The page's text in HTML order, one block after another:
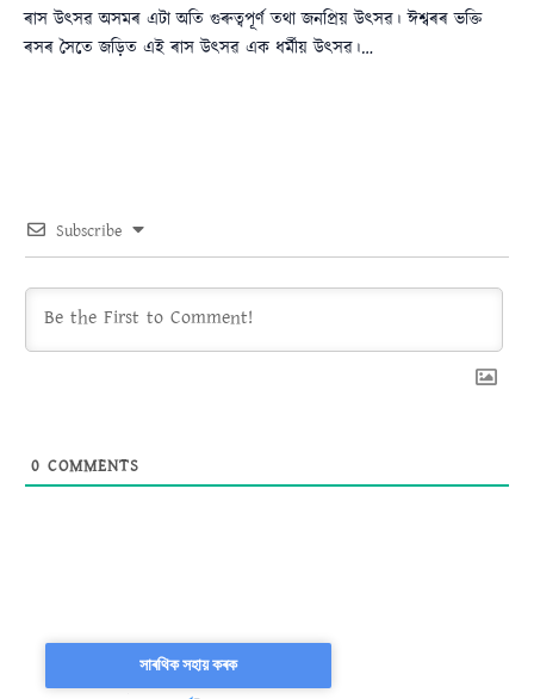
ৰাস উৎসৱ অসমৰ এটা অতি গুৰুত্বপূৰ্ণ তথা জনপ্ৰিয় উৎসৱ। ঈশ্বৰৰ ভক্তি
ৰসৰ সৈতে জড়িত এই ৰাস উৎসৱ এক ধৰ্মীয় উৎসৱ।…
Subscribe
0 COMMENTS